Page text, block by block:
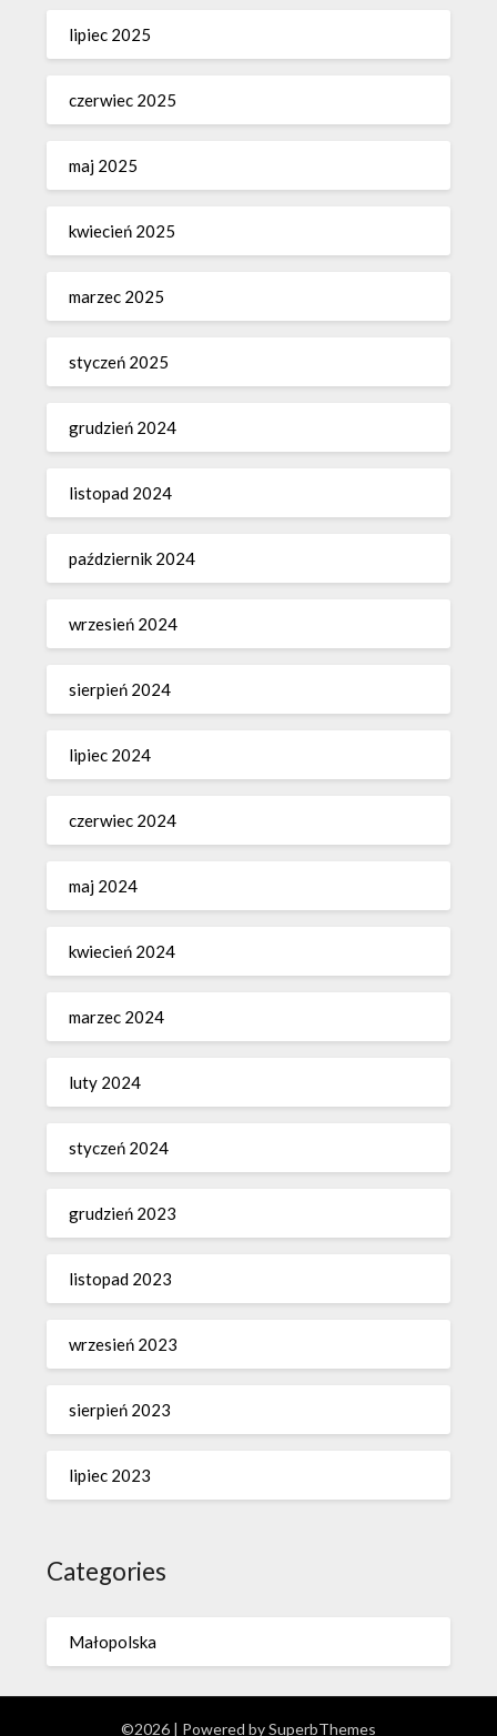
lipiec 2025
czerwiec 2025
maj 2025
kwiecień 2025
marzec 2025
styczeń 2025
grudzień 2024
listopad 2024
październik 2024
wrzesień 2024
sierpień 2024
lipiec 2024
czerwiec 2024
maj 2024
kwiecień 2024
marzec 2024
luty 2024
styczeń 2024
grudzień 2023
listopad 2023
wrzesień 2023
sierpień 2023
lipiec 2023
Categories
Małopolska
©2026 | Powered bySuperbThemes